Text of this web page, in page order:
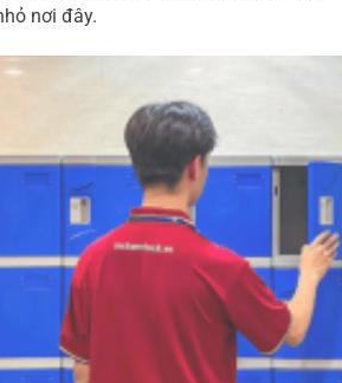
nơi đây.